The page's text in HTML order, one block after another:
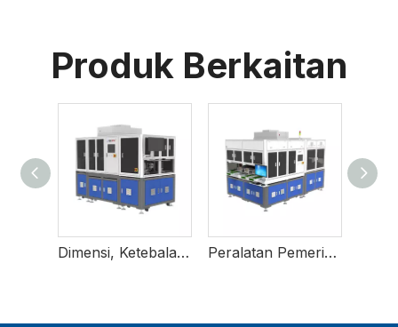
Produk Berkaitan
Dimensi, Ketebalan Dan Peralatan Pemeriksaan Warpage Peralatan Pemeriksaan Faktor Pengukir AMB